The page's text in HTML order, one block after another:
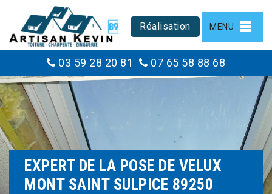
Réalisation MENU
03 59 28 20 81 07 65 58 88 68
EXPERT DE LA POSE DE VELUX
MONT SAINT SULPICE 89250